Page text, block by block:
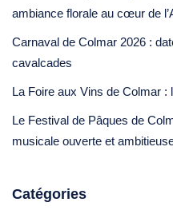
ambiance florale au cœur de
Carnaval de Colmar 2026 :
cavalcades
La Foire aux Vins de Colmar
Le Festival de Pâques de
musicale ouverte et
Catégories